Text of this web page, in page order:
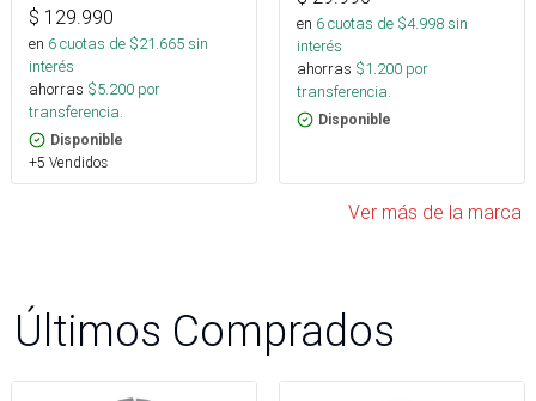
$ 129.990
en 6cuotas de $21.665sin
interés
ahorras $5.200 por
transferencia.
Disponible
+5 Vendidos
en 6cuotas de $4.998sin
interés
ahorras $1.200 por
transferencia.
Disponible
Ver más de la marca
Últimos Comprados